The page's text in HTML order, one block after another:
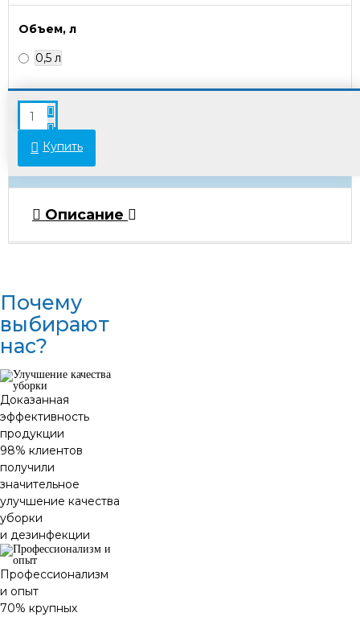
Объем, л
0,5 л
Купить
В связи с переоценкой товара стоимость
некоторых позиций может отличаться от
указанной на сайте. Просьба уточнять актуальные
Описание
Почему
выбирают
нас?
Доказанная
эффективность
продукции
98% клиентов
получили
значительное
улучшение качества
уборки
и дезинфекции
Профессионализм
и опыт
70% крупных